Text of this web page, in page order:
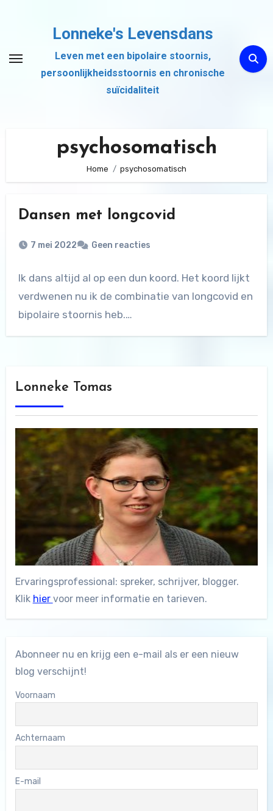
inhoud
Lonneke's Levensdans
Leven met een bipolaire stoornis,
persoonlijkheidsstoornis en chronische
suïcidaliteit
psychosomatisch
Home psychosomatisch
Dansen met longcovid
7 mei 2022 Geen reacties
Ik dans altijd al op een dun koord. Het koord lijkt
verdwenen nu ik de combinatie van longcovid en
bipolaire stoornis heb.…
Lonneke Tomas
Ervaringsprofessional: spreker, schrijver, blogger.
Klik hier voor meer informatie en tarieven.
Abonneer nu en krijg een e-mail als er een nieuw
blog verschijnt!
Voornaam
Achternaam
E-mail